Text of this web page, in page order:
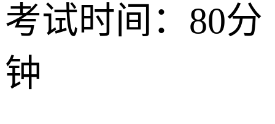
考试时间：80分
钟